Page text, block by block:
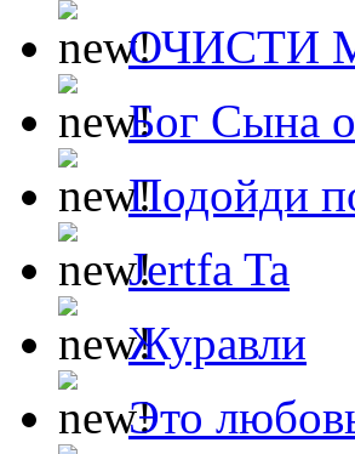
ОЧИСТИ
Бог Сына
Подойди
Jertfa Ta
Журавли
Это